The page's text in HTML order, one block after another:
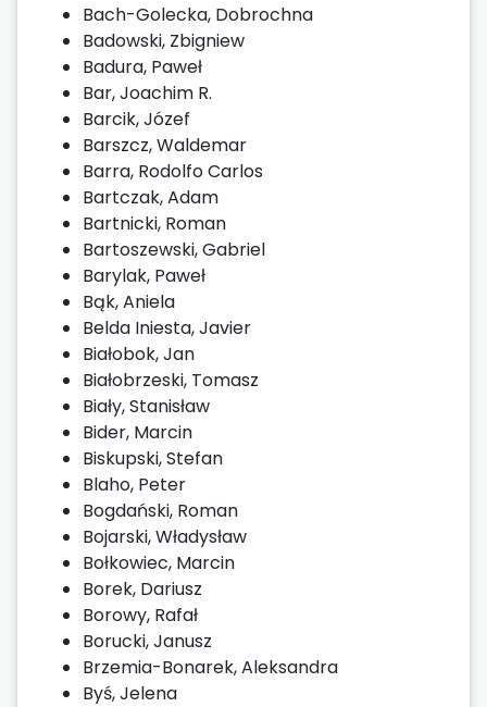
Bach-Golecka, Dobrochna
Badowski, Zbigniew
Badura, Paweł
Bar, Joachim R.
Barcik, Józef
Barszcz, Waldemar
Barra, Rodolfo Carlos
Bartczak, Adam
Bartnicki, Roman
Bartoszewski, Gabriel
Barylak, Paweł
Bąk, Aniela
Belda Iniesta, Javier
Białobok, Jan
Białobrzeski, Tomasz
Biały, Stanisław
Bider, Marcin
Biskupski, Stefan
Blaho, Peter
Bogdański, Roman
Bojarski, Władysław
Bołkowiec, Marcin
Borek, Dariusz
Borowy, Rafał
Borucki, Janusz
Brzemia-Bonarek, Aleksandra
Byś, Jelena